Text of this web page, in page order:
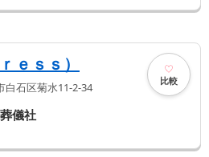
ｅｓｓ）
白石区菊水11-2-34 比較
儀社